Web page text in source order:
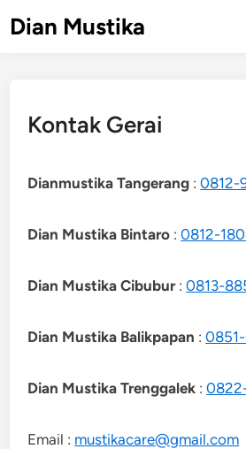
toDian Mustika
Kontak Gerai
Dianmustika Tangerang :0812-
Dian Mustika Bintaro :0812-
Dian Mustika Cibubur :0813-
Dian Mustika Balikpapan :
Dian Mustika Trenggalek :
Email : mustikacare@gmail.com